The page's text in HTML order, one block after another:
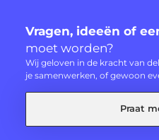
Vragen, ideeën of
moet worden?
Wij geloven in de kracht van
je samenwerken, of gewoon
Praat